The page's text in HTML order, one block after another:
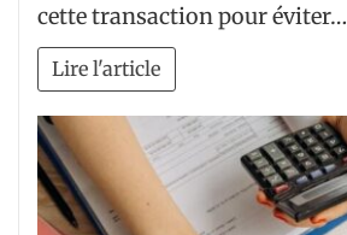
cette transaction pour éviter…
Lire l'article